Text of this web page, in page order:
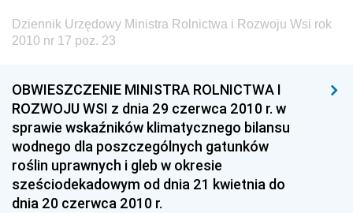
Dziennik Urzędowy Komisji Nadzoru Finansowego
Dziennik Urzędowy Ministerstwa Zdrowia i Opieki
Społecznej
Dziennik Urzędowy Ministerstwa Rolnictwa, Leśnictwa
i Gospodarki Żywnościowej
Dziennik Urzędowy Ministra Spraw Wewnętrznych
Dziennik Urzędowy Ministra Rolnictwa i Rozwoju Wsi rok
2010 nr 17 poz. 23
OBWIESZCZENIE MINISTRA ROLNICTWA I
ROZWOJU WSI z dnia 29 czerwca 2010 r. w
sprawie wskaźników klimatycznego bilansu
wodnego dla poszczególnych gatunków
roślin uprawnych i gleb w okresie
sześciodekadowym od dnia 21 kwietnia do
dnia 20 czerwca 2010 r.